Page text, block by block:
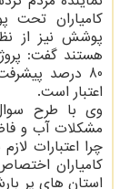
پوشش نیز از
هستند گفت:
80 درصد
اعتبار است.
وی با طرح سوال
مشکلات آب و
چرا اعتبارات
کامیاران
استان های پر